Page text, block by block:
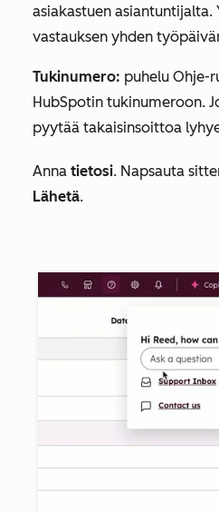
asiakastuen asiantuntijalta.
vastauksen yhden
Tukinumero: puhelu Ohje-
HubSpotin tukinumeroon.
pyytää takaisinsoittoa
Anna tietosi. Napsauta
Lähetä.